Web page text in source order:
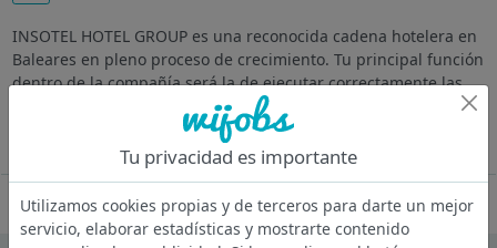
INSOTEL HOTEL GROUP es una reconocida cadena hotelera en
Baleares en pleno proceso de crecimiento. Tu principal función
dentro de la compañía será la de ejecutar correctamente las
tareas de obra asignadas; de acuerdo al programa
establecido, cuidando...
Oferta desactivada
Tu privacidad es importante
Utilizamos cookies propias y de terceros para darte un mejor
servicio, elaborar estadísticas y mostrarte contenido